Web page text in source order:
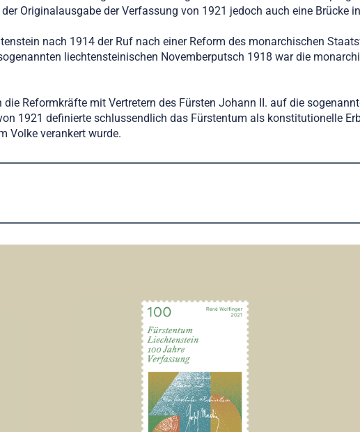
Originalausgabe der Verfassung von 1921 jedoch auch eine Brücke
nach 1914 der Ruf nach einer Reform des monarchischen
liechtensteinischen Novemberputsch 1918 war die
Reformkräfte mit Vertretern des Fürsten Johann II. auf die
1921 definierte schlussendlich das Fürstentum als konstitutionelle
Volke verankert wurde.